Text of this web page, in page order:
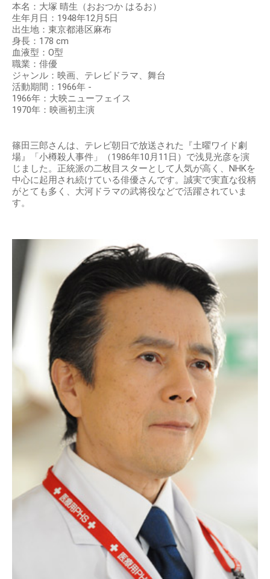
本名：大塚 晴生（おおつか はるお）
生年月日：1948年12月5日
出生地：東京都港区麻布
身長：178 cm
血液型：O型
職業：俳優
ジャンル：映画、テレビドラマ、舞台
活動期間：1966年 -
1966年：大映ニューフェイス
1970年：映画初主演
篠田三郎さんは、テレビ朝日で放送された『土曜ワイド劇
場』「小樽殺人事件」（1986年10月11日）で浅見光彦を演
じました。正統派の二枚目スターとして人気が高く、NHKを
中心に起用され続けている俳優さんです。誠実で実直な役柄
がとても多く、大河ドラマの武将役などで活躍されていま
す。